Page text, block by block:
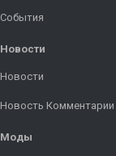
События
Новости
Новости
Новость Комментарии
Моды